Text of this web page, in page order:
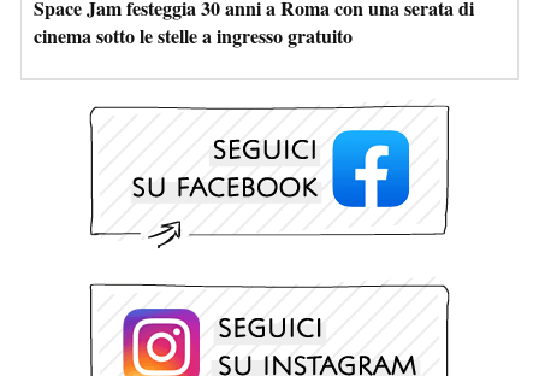
Space Jam festeggia 30 anni a Roma con una serata di
cinema sotto le stelle a ingresso gratuito